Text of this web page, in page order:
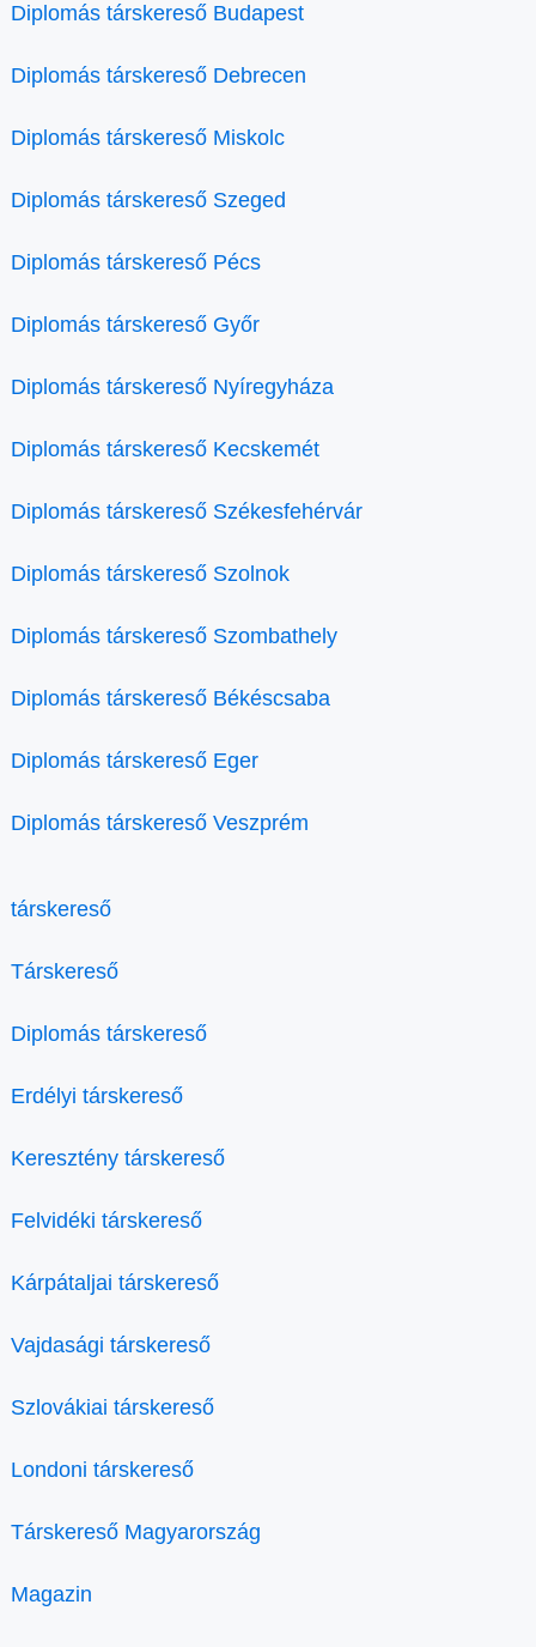
Diplomás társkereső Budapest
Diplomás társkereső Debrecen
Diplomás társkereső Miskolc
Diplomás társkereső Szeged
Diplomás társkereső Pécs
Diplomás társkereső Győr
Diplomás társkereső Nyíregyháza
Diplomás társkereső Kecskemét
Diplomás társkereső Székesfehérvár
Diplomás társkereső Szolnok
Diplomás társkereső Szombathely
Diplomás társkereső Békéscsaba
Diplomás társkereső Eger
Diplomás társkereső Veszprém
társkereső
Társkereső
Diplomás társkereső
Erdélyi társkereső
Keresztény társkereső
Felvidéki társkereső
Kárpátaljai társkereső
Vajdasági társkereső
Szlovákiai társkereső
Londoni társkereső
Társkereső Magyarország
Magazin